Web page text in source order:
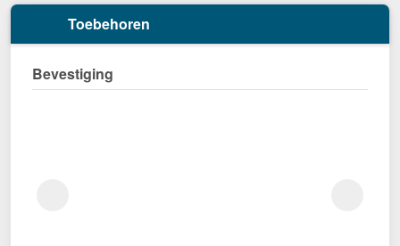
Toebehoren
Bevestiging